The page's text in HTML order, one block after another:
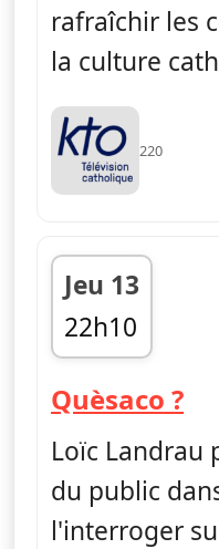
rafraîchir les
la culture
220
Jeu 13
22h10
fin 22h20
Quèsaco ?—
Loïc Landrau
du public
l'interroger